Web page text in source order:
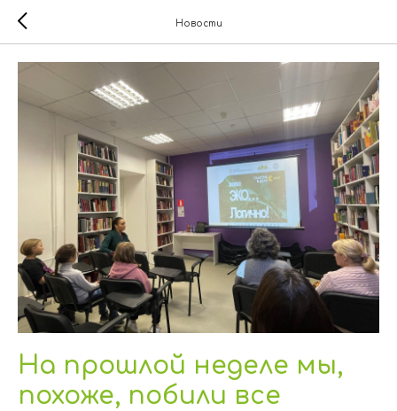
Новости
На прошлой неделе мы,
похоже, побили все